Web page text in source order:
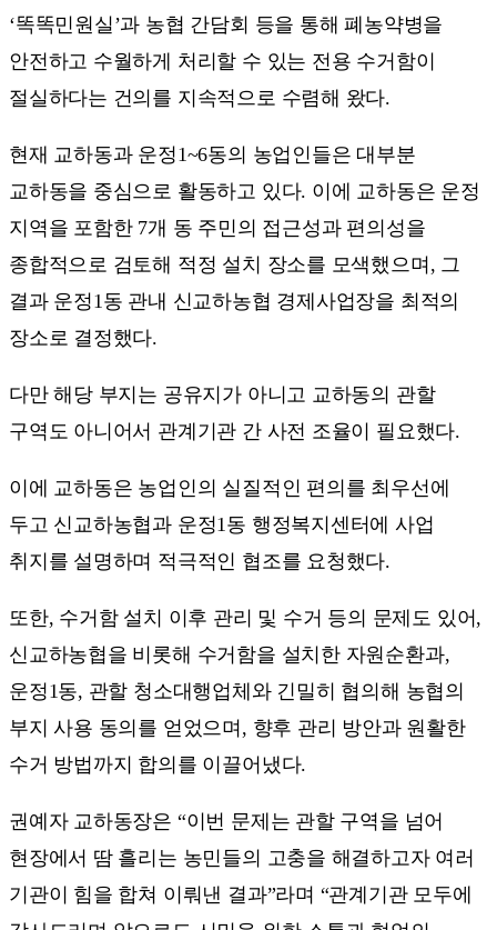
‘똑똑민원실’과 농협 간담회 등을 통해 폐농약병을
안전하고 수월하게 처리할 수 있는 전용 수거함이
절실하다는 건의를 지속적으로 수렴해 왔다.
현재 교하동과 운정1~6동의 농업인들은 대부분
교하동을 중심으로 활동하고 있다. 이에 교하동은 운정
지역을 포함한 7개 동 주민의 접근성과 편의성을
종합적으로 검토해 적정 설치 장소를 모색했으며, 그
결과 운정1동 관내 신교하농협 경제사업장을 최적의
장소로 결정했다.
다만 해당 부지는 공유지가 아니고 교하동의 관할
구역도 아니어서 관계기관 간 사전 조율이 필요했다.
이에 교하동은 농업인의 실질적인 편의를 최우선에
두고 신교하농협과 운정1동 행정복지센터에 사업
취지를 설명하며 적극적인 협조를 요청했다.
또한, 수거함 설치 이후 관리 및 수거 등의 문제도 있어,
신교하농협을 비롯해 수거함을 설치한 자원순환과,
운정1동, 관할 청소대행업체와 긴밀히 협의해 농협의
부지 사용 동의를 얻었으며, 향후 관리 방안과 원활한
수거 방법까지 합의를 이끌어냈다.
권예자 교하동장은 “이번 문제는 관할 구역을 넘어
현장에서 땀 흘리는 농민들의 고충을 해결하고자 여러
기관이 힘을 합쳐 이뤄낸 결과”라며 “관계기관 모두에